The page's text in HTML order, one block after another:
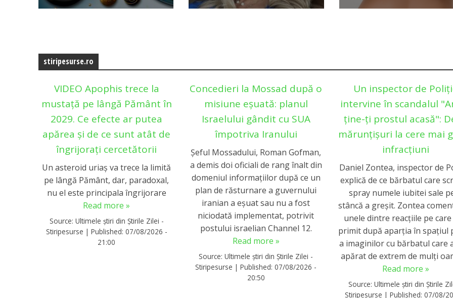
stiripesurse.ro
VIDEO Apophis trece la
mustață pe lângă Pământ în
2029. Ce efecte ar putea
apărea și de ce sunt atât de
îngrijorați cercetătorii
Un asteroid uriaș va trece la limită
pe lângă Pământ, dar, paradoxal,
nu el este principala îngrijorare
Read more »
Source: Ultimele știri din Știrile Zilei -
Stiripesurse | Published: 07/08/2026 -
21:00
Concedieri la Mossad după o
misiune eșuată: planul
Israelului gândit cu SUA
împotriva Iranului
Șeful Mossadului, Roman Gofman,
a demis doi oficiali de rang înalt din
domeniul informațiilor după ce un
plan de răsturnare a guvernului
iranian a eșuat sau nu a fost
niciodată implementat, potrivit
postului israelian Channel 12.
Read more »
Source:Ultimele știri din Știrile Zilei -
Stiripesurse |Published:07/08/2026 -
20:50
Un inspector de
intervine în scandalul
ține-ți prostul acasă":
mărunțișuri la cere mai
infracțiuni
Daniel Zontea, inspector de
explică de ce bărbatul care
spray numele iubitei sale
stâncă a greșit. Zontea
unele dintre reacţiile pe care
primit după aparţia în spaţiul
a imaginilor cu bărbatul care
apărat de extrem de mulți
Read more »
Source:Ultimele știri din Știrile
Stiripesurse |Published:07/08/